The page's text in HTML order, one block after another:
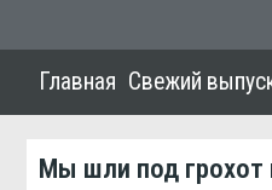
Главная Свежий
Мы шли под